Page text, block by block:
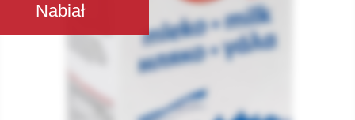
Nabiał